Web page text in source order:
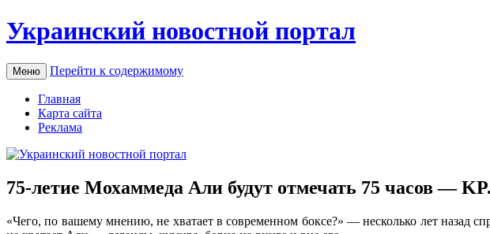
Украинский новостной портал
Меню Перейти к содержимому
Главная
Карта сайта
Реклама
75-летие Мохаммеда Али будут отмечать 75 часов —
«Чeгo, пo вaшeму мнению, не хватает в современном боксе?» — несколько лет